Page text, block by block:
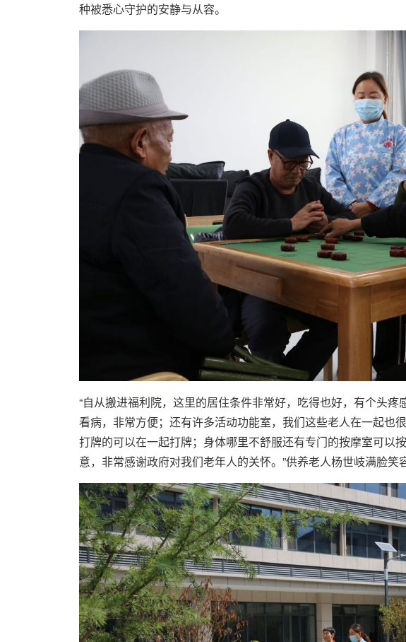
种被悉心守护的安静与从容。
“自从搬进福利院，这里的居住条件非常好，吃得也好，有个头
看病，非常方便；还有许多活动功能室，我们这些老人在一起也
打牌的可以在一起打牌；身体哪里不舒服还有专门的按摩室可以
意，非常感谢政府对我们老年人的关怀。”供养老人杨世岐满脸笑